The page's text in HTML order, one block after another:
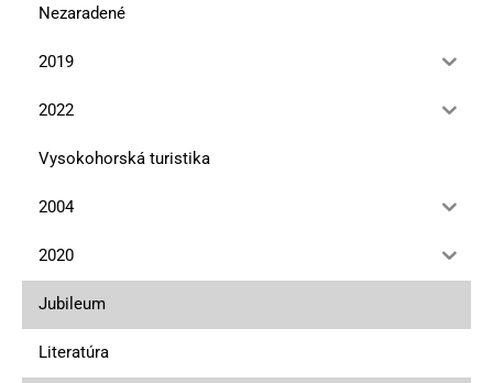
Nezaradené
2019
2022
Vysokohorská turistika
2004
2020
Jubileum
Literatúra